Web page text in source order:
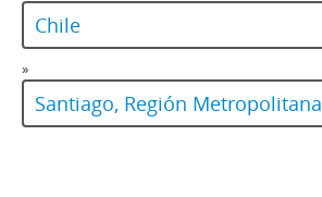
Chile
»
Santiago, Región Metropolitana